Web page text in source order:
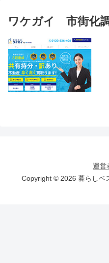
ワケガイ 市街化
運営
Copyright © 2026 暮らしベ